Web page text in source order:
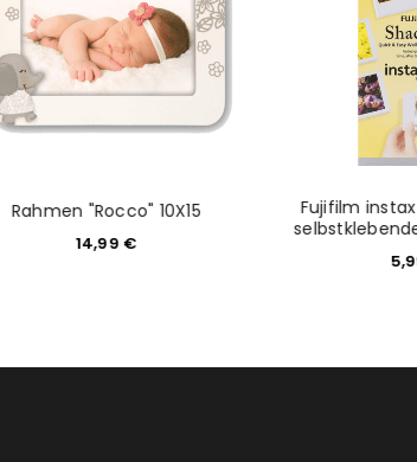
Rahmen "Rocco" 10X15
14,99 €
Fujifilm